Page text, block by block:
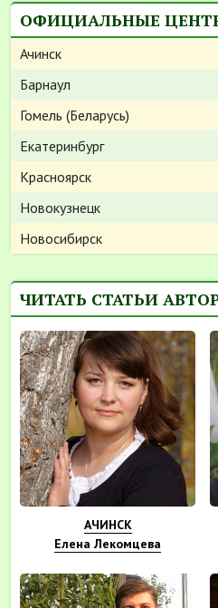
ОФИЦИАЛЬНЫЕ
Ачинск
Барнаул
Гомель (Беларусь)
Екатеринбург
Красноярск
Новокузнецк
Новосибирск
ЧИТАТЬ СТАТЬИ
АЧИНСК
Елена Лекомцева